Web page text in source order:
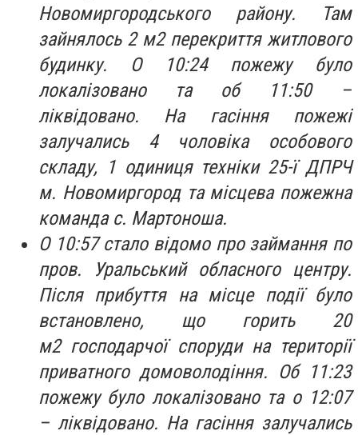
Новомиргородського району. Там
зайнялось 2 м2 перекриття житлового
будинку. О 10:24 пожежу було
локалізовано та об 11:50 –
ліквідовано. На гасіння пожежі
залучались 4 чоловіка особового
складу, 1 одиниця техніки 25-ї ДПРЧ
м. Новомиргород та місцева пожежна
команда с. Мартоноша.
О 10:57 стало відомо про займання по
пров. Уральський обласного центру.
Після прибуття на місце події було
встановлено, що горить 20
м2 господарчої споруди на території
приватного домоволодіння. Об 11:23
пожежу було локалізовано та о 12:07
– ліквідовано. На гасіння залучались